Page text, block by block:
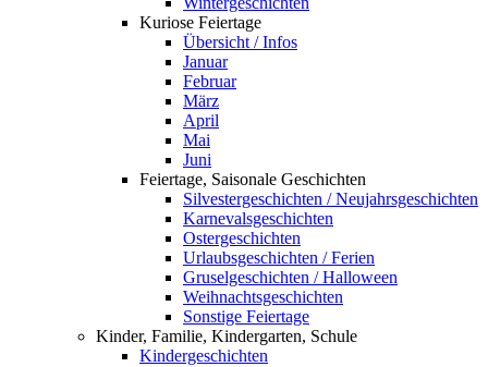
Kuriose Feiertage
Übersicht / Infos
Januar
Februar
März
April
Mai
Juni
Feiertage, Saisonale Geschichten
Silvestergeschichten / Neujahrsgeschichten
Karnevalsgeschichten
Ostergeschichten
Urlaubsgeschichten / Ferien
Gruselgeschichten / Halloween
Weihnachtsgeschichten
Sonstige Feiertage
Kinder, Familie, Kindergarten, Schule
Kindergeschichten